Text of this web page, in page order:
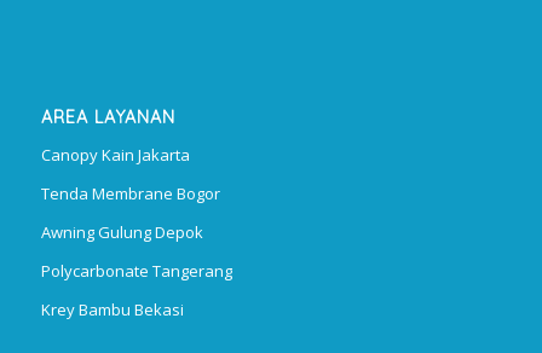
AREA LAYANAN
Canopy Kain Jakarta
Tenda Membrane Bogor
Awning Gulung Depok
Polycarbonate Tangerang
Krey Bambu Bekasi